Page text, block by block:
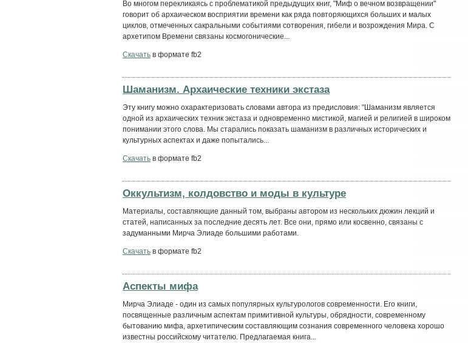
Во многом перекликаясь с проблематикой предыдущих книг, "Миф о вечном возвращении"
говорит об архаическом восприятии времени как ряда повторяющихся больших и малых
циклов, отмеченных сакральными событиями сотворения, гибели и возрождения Мира. С
архетипом Времени связаны космогонические...
Скачать в формате fb2
Шаманизм. Архаические техники экстаза
Эту книгу можно охарактеризовать словами автора из предисловия: "Шаманизм является
одной из архаических техник экстаза и одновременно мистикой, магией и религией в широком
понимании этого слова. Мы старались показать шаманизм в различных исторических и
культурных аспектах и даже попытались...
Скачать в формате fb2
Оккультизм, колдовство и моды в культуре
Материалы, составляющие данный том, выбраны автором из нескольких дюжин лекций и
статей, написанных за последние десять лет. Все они, прямо или косвенно, связаны с
задуманными Мирча Элиаде большими работами.
Скачать в формате fb2
Аспекты мифа
Мирча Элиаде - один из самых популярных культурологов современности. Его книги,
посвященные различным аспектам примитивной культуры, обрядности, современному
бытованию мифа, архетипическим составляющим сознания современного человека хорошо
известны российскому читателю. Предлагаемая книга...